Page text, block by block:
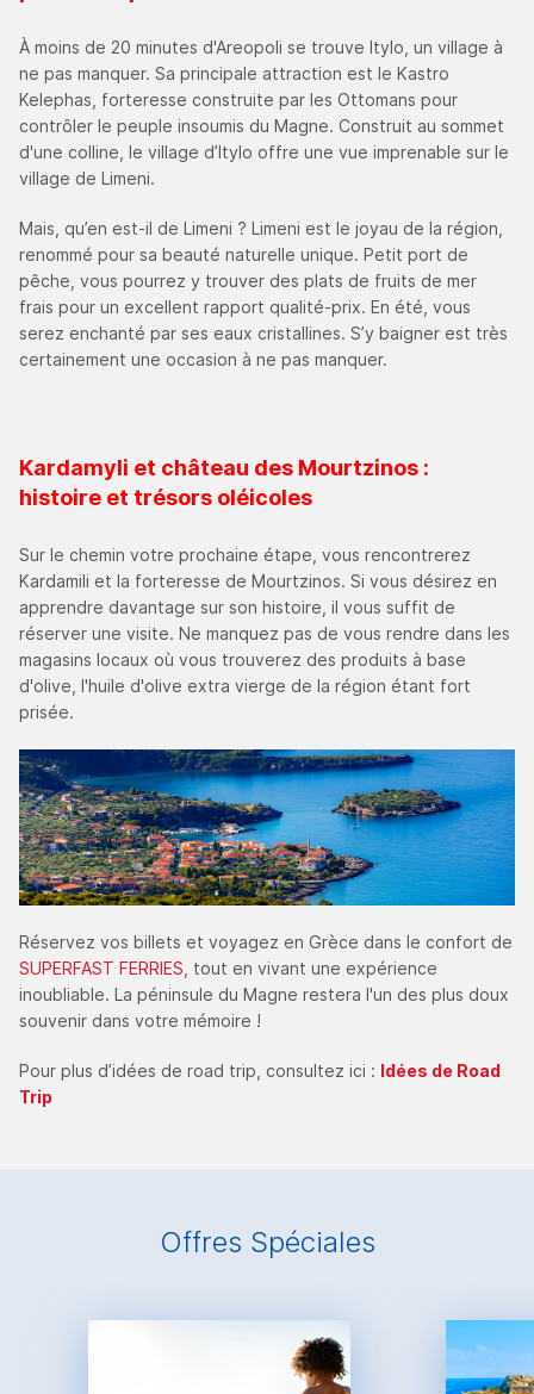
À moins de 20 minutes d'Areopoli se trouve Itylo, un village à
ne pas manquer. Sa principale attraction est le Kastro
Kelephas, forteresse construite par les Ottomans pour
contrôler le peuple insoumis du Magne. Construit au sommet
d'une colline, le village d’Itylo offre une vue imprenable sur le
village de Limeni.
Mais, qu’en est-il de Limeni ? Limeni est le joyau de la région,
renommé pour sa beauté naturelle unique. Petit port de
pêche, vous pourrez y trouver des plats de fruits de mer
frais pour un excellent rapport qualité-prix. En été, vous
serez enchanté par ses eaux cristallines. S’y baigner est très
certainement une occasion à ne pas manquer.
Kardamyli et château des Mourtzinos :
histoire et trésors oléicoles
Sur le chemin votre prochaine étape, vous rencontrerez
Kardamili et la forteresse de Mourtzinos. Si vous désirez en
apprendre davantage sur son histoire, il vous suffit de
réserver une visite. Ne manquez pas de vous rendre dans les
magasins locaux où vous trouverez des produits à base
d'olive, l'huile d'olive extra vierge de la région étant fort
prisée.
Réservez vos billets et voyagez en Grèce dans le confort de
SUPERFAST FERRIES , tout en vivant une expérience
inoubliable. La péninsule du Magne restera l'un des plus doux
souvenir dans votre mémoire !
Pour plus d’idées de road trip, consultez ici : Idées de Road
Trip
Offres Spéciales